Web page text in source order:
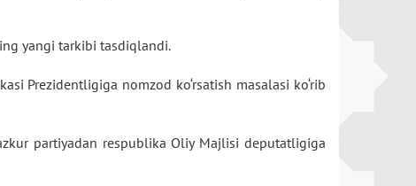
yangi tarkibi tasdiqlandi.
Prezidentligiga nomzod ko‘rsatish masalasi ko‘rib
partiyadan respublika Oliy Majlisi deputatligiga